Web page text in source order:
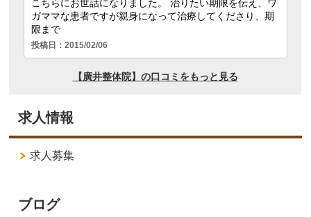
求人情報
求人募集
ブログ